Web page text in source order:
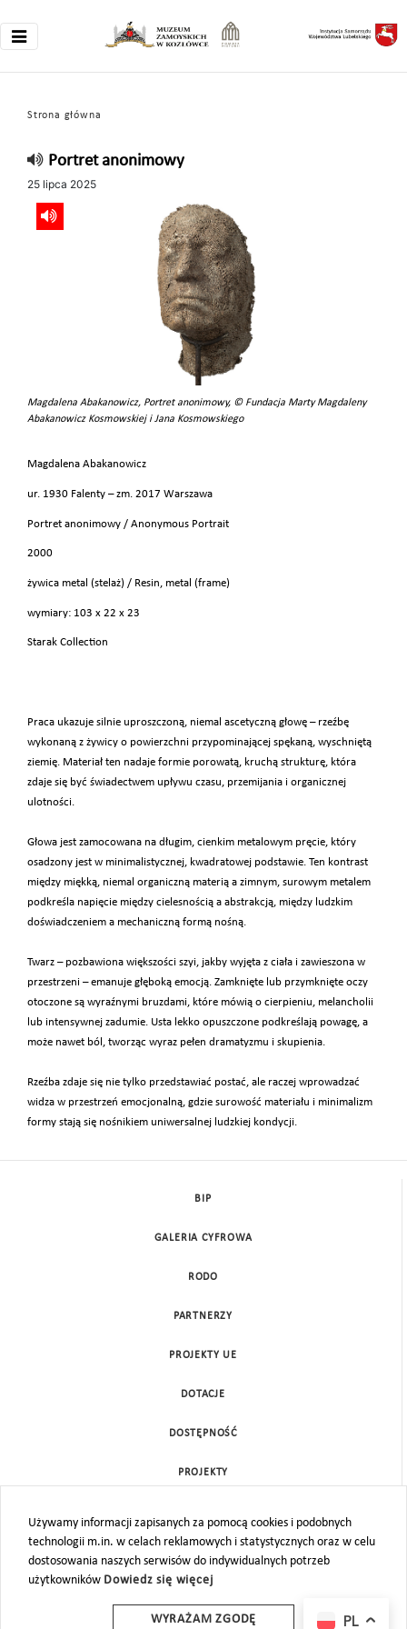
Strona główna
Portret anonimowy
25 lipca 2025
Magdalena Abakanowicz, Portret anonimowy, © Fundacja Marty Magdaleny
Abakanowicz Kosmowskiej i Jana Kosmowskiego
Magdalena Abakanowicz
ur. 1930 Falenty – zm. 2017 Warszawa
Portret anonimowy / Anonymous Portrait
2000
żywica metal (stelaż) / Resin, metal (frame)
wymiary: 103 x 22 x 23
Starak Collection
Praca ukazuje silnie uproszczoną, niemal ascetyczną głowę – rzeźbę
wykonaną z żywicy o powierzchni przypominającej spękaną, wyschniętą
ziemię. Materiał ten nadaje formie porowatą, kruchą strukturę, która
zdaje się być świadectwem upływu czasu, przemijania i organicznej
ulotności.
Głowa jest zamocowana na długim, cienkim metalowym pręcie, który
osadzony jest w minimalistycznej, kwadratowej podstawie. Ten kontrast
między miękką, niemal organiczną materią a zimnym, surowym metalem
podkreśla napięcie między cielesnością a abstrakcją, między ludzkim
doświadczeniem a mechaniczną formą nośną.
Twarz – pozbawiona większości szyi, jakby wyjęta z ciała i zawieszona w
przestrzeni – emanuje głęboką emocją. Zamknięte lub przymknięte oczy
otoczone są wyraźnymi bruzdami, które mówią o cierpieniu, melancholii
lub intensywnej zadumie. Usta lekko opuszczone podkreślają powagę, a
może nawet ból, tworząc wyraz pełen dramatyzmu i skupienia.
Rzeźba zdaje się nie tylko przedstawiać postać, ale raczej wprowadzać
widza w przestrzeń emocjonalną, gdzie surowość materiału i minimalizm
formy stają się nośnikiem uniwersalnej ludzkiej kondycji.
Używamy informacji zapisanych za pomocą cookies i podobnych
technologii m.in. w celach reklamowych i statystycznych oraz w celu
dostosowania naszych serwisów do indywidualnych potrzeb
użytkowników Dowiedz się więcej
WYRAŻAM ZGODĘ
BIP
GALERIA CYFROWA
RODO
PARTNERZY
PROJEKTY UE
DOTACJE
DOSTĘPNOŚĆ
PROJEKTY
MAPA STRONY
PL